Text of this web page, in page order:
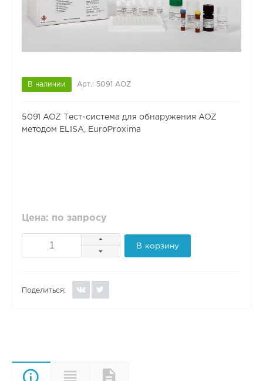
В наличии Арт.: 5091 AOZ
5091 AOZ Тест-система для обнаружения AOZ
методом ELISA, EuroProxima
Цена: по запросу
В корзину
Поделиться:
ОписаниеХарактеристики